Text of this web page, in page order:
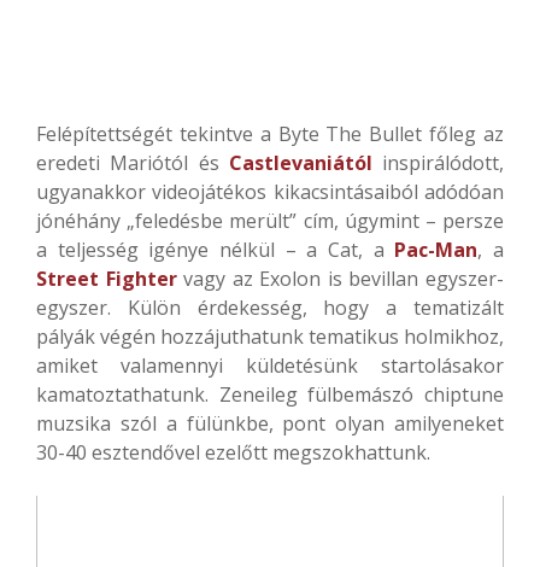
Felépítettségét tekintve a Byte The Bullet főleg az
eredeti Mariótól és Castlevaniától inspirálódott,
ugyanakkor videojátékos kikacsintásaiból adódóan
jónéhány „feledésbe merült” cím, úgymint – persze
a teljesség igénye nélkül – a Cat, a Pac-Man, a
Street Fightervagy az Exolon is bevillan egyszer-
egyszer. Külön érdekesség, hogy a tematizált
pályák végén hozzájuthatunk tematikus holmikhoz,
amiket valamennyi küldetésünk startolásakor
kamatoztathatunk. Zeneileg fülbemászó chiptune
muzsika szól a fülünkbe, pont olyan amilyeneket
30-40 esztendővel ezelőtt megszokhattunk.